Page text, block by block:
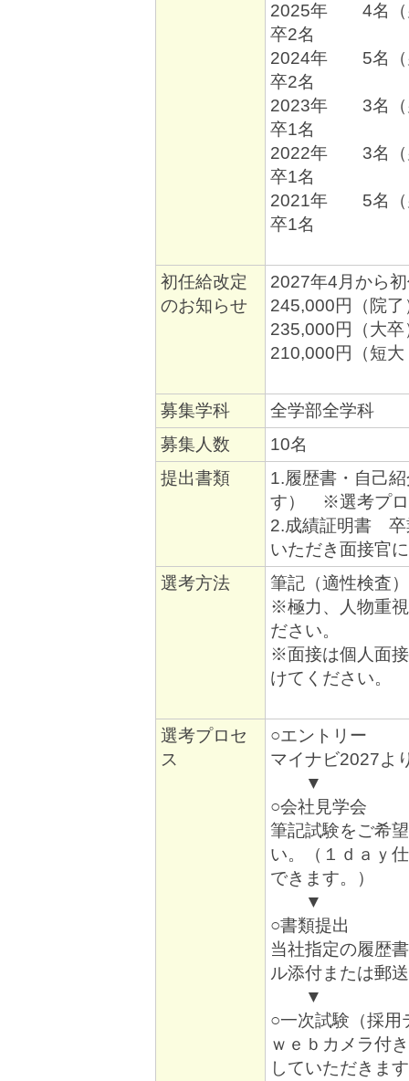
2025年 4名（
卒2名
2024年 5名（
卒2名
2023年 3名（
卒1名
2022年 3名（
卒1名
2021年 5名（
卒1名
初任給改定
のお知らせ
2027年4月から
245,000円（院了
235,000円（大卒
210,000円（短
募集学科
全学部全学科
募集人数
10名
提出書類
1.履歴書・自己
す） ※選考プ
2.成績証明書
いただき面接官
選考方法
筆記（適性検査
※極力、人物重
ださい。
※面接は個人面
けてください。
選考プロセ
ス
○エントリー
マイナビ2027よ
▼
○会社見学会
筆記試験をご希
い。（１ｄａｙ
できます。）
▼
○書類提出
当社指定の履歴
ル添付または郵
▼
○一次試験（採
ｗｅｂカメラ付
していただきま